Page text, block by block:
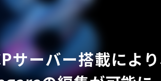
ーバー搭載によ